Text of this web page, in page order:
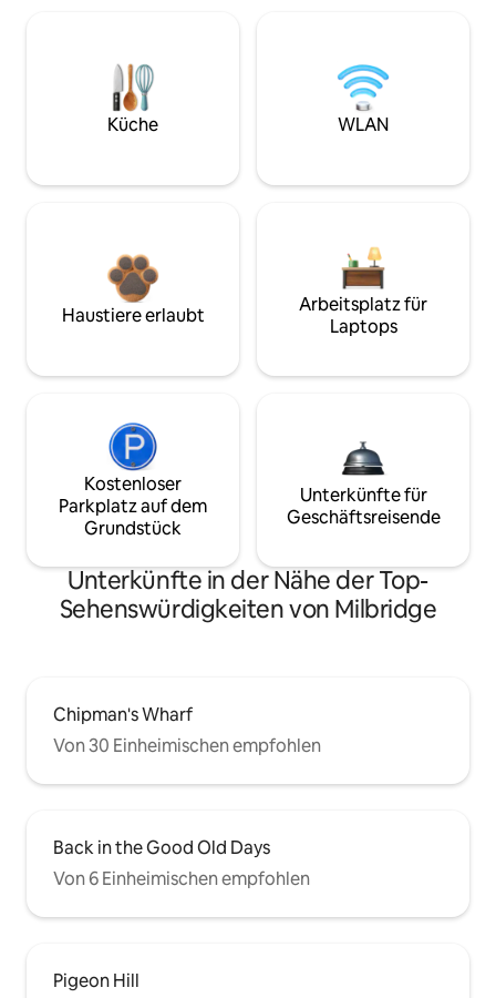
Küche WLAN
Haustiere erlaubt
Arbeitsplatz für
Laptops
Kostenloser
Parkplatz auf dem
Grundstück
Unterkünfte für
Geschäftsreisende
Unterkünfte in der Nähe der Top-
Sehenswürdigkeiten von Milbridge
Chipman's Wharf
Von 30 Einheimischen empfohlen
Back in the Good Old Days
Von 6 Einheimischen empfohlen
Pigeon Hill